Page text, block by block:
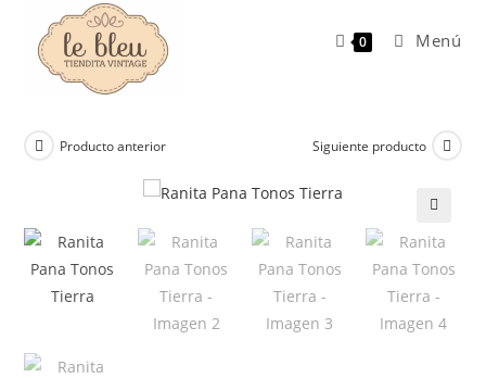
contenido
0 Menú
Producto anterior Siguiente producto
🔍